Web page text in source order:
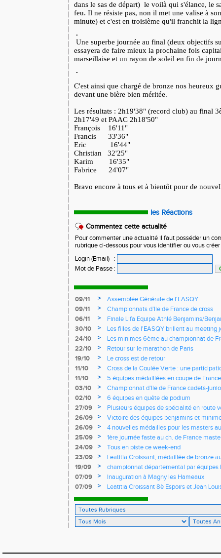
dans le sas de départ) le voilà qui s'élance, le
feu. Il ne résiste pas, non il met une valise à
minute) et c'est en troisième qu'il franchit la
Une superbe journée au final (deux objectifs
essayera de faire mieux la prochaine fois
marseillaise et un rayon de soleil en fin de
C'est ainsi que chargé de bronze nos heureux
devant une bière bien méritée.
Les résultats : 2h19'38" (record club) au final
2h17'49 et PAAC 2h18'50"
François 16'11"
Francis 33'36"
Eric 16'44"
Christian 32'25"
Karim 16'35"
Fabrice 24'07"
Bravo encore à tous et à bientôt pour de
les Réactions
Commentez cette actualité
Pour commenter une actualité il faut posséder un
rubrique ci-dessous pour vous identifier ou vous
Login (Email)
:
Mot de Passe :
09/11 >
Assemblée Générale de l'EASQY
09/11
>
Championnats d’Ile de France de cross
06/11
>
Finale Lifa Equipe Athlé Benjamins/
30/10
>
Les filles de l'EASQY brillent au meeting
records du club battus
24/10 >
Les minimes 6ème au championnat de
22/10
>
Retour sur le marathon de Paris
19/10
>
Le cross est de retour
11/10
>
Cross de la Coulée Verte : une
Rendez-vous !
11/10 >
5 équipes médaillées en coupe de France
03/10
>
Championnat d'Ile de France cadets-
l'EASQY victorieuses
02/10 >
6 équipes en quête de podium
27/09
>
Plusieurs équipes de spécialité en route
France
26/09 >
Victoire des équipes benjamins et
Yvelines
26/09 >
4 nouvelles médailles pour les masters
25/09
>
1ère journée faste au ch. de France
d'argent
24/09 >
Tous en piste ce week-end
23/09
>
Leatitia Croissant, médaillée de bronze
de course de montagne
19/09 >
championnat départemental par
07/09
>
Inauguration à Magny les Hameaux
07/09
>
Leatitia Croissant 8è Espoirs et Jean